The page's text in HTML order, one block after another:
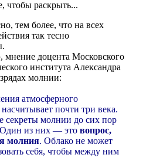
чтобы раскрыть...
тем более, что на всех
так тесно
мнение доцента Московского
института Александра
молнии:
атмосферного
насчитывает почти три века.
секреты молнии до сих пор
Один из них — это вопрос,
молния. Облако не может
себя, чтобы между ним